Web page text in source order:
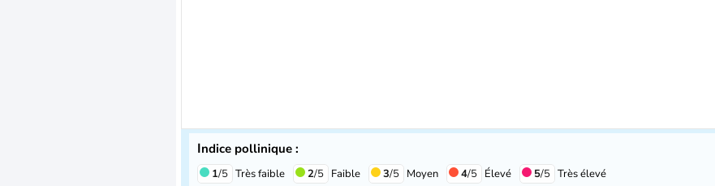
Indice pollinique :
1/5 Très faible 2/5 Faible 3/5 Moyen 4/5 Élevé 5/5 Très élevé